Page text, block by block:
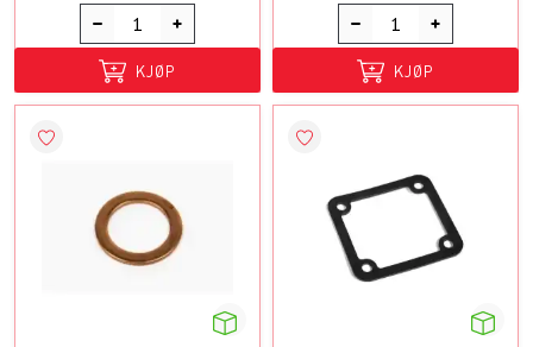
KJØP KJØP